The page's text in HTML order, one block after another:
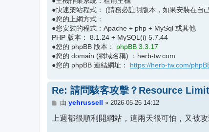
●快速架站程式： (請務必註明版本，如果安裝在自
●您的上網方式：
●您安裝的程式：Apache + php + MySql 或其他
PHP 版本： 8.1.24 + MySQL(i) 5.7.44
●您的 phpBB 版本： phpBB 3.3.17
●您的 domain (網域名稱) ：herb-tw.com
●您的 phpBB 連結網址： https://herb-tw.com/
Re: 請問駭客攻擊？Resource
文
由 yehrussell » 2026-05-26 14:12
上週都很順利開網站，這兩天很可怕，又被